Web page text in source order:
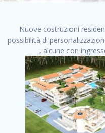
Nuove costruzioni
possibilità di
, alcune con